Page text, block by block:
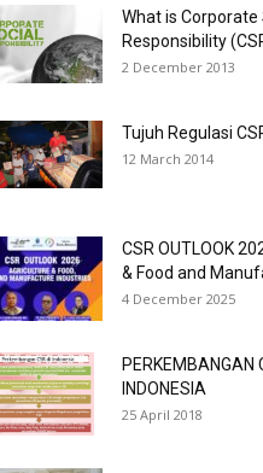
What is Corporate
Responsibility
2 December 2013
Tujuh Regulasi
12 March 2014
CSR OUTLOOK
& Food and
4 December 2025
PERKEMBANGAN
INDONESIA
25 April 2018